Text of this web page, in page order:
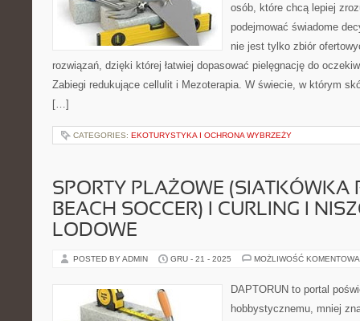
osób, które chcą lepiej
podejmować świadome
nie jest tylko zbiór
rozwiązań, dzięki której łatwiej dopasować pielęgnację do
Zabiegi redukujące cellulit i Mezoterapia. W świecie, w którym
[…]
CATEGORIES: EKOTURYSTYKA I OCHRONA WYBRZEŻY
SPORTY PLAŻOWE (SIATKÓWKA
BEACH SOCCER) I CURLING I
LODOWE
POSTED BY ADMIN GRU - 21 - 2025 MOŻLIWOŚĆ
DAPTORUN to portal
hobbystycznemu, mniej